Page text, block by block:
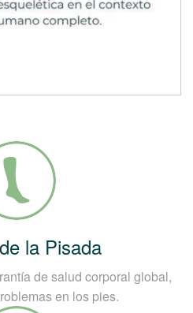
la Pisada
de salud corporal global,
en los pies.